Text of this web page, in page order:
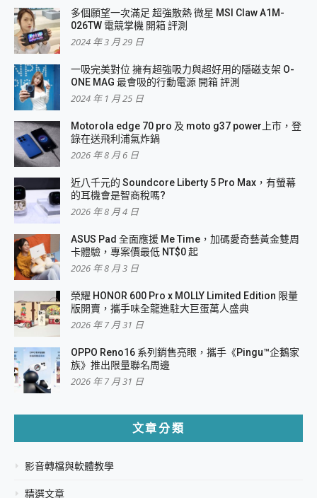
多個願望一次滿足 超強散熱 微星 MSI Claw A1M-
026TW 電競掌機 開箱 評測
2024 年 3 月 29 日
一吸完美對位 擁有超強吸力與超好用的隱磁支架 O-
ONE MAG 最會吸的行動電源 開箱 評測
2024 年 1 月 25 日
Motorola edge 70 pro 及 moto g37 power上市，登
錄在送飛利浦氣炸鍋
2026 年 8 月 6 日
近八千元的 Soundcore Liberty 5 Pro Max，有螢幕
的耳機會是智商稅嗎?
2026 年 8 月 4 日
ASUS Pad 全面應援 Me Time，加碼愛奇藝黃金雙周
卡體驗，專案價最低 NT$0 起
2026 年 8 月 3 日
榮耀 HONOR 600 Pro x MOLLY Limited Edition 限量
版開賣，攜手味全龍進駐大巨蛋萬人盛典
2026 年 7 月 31 日
OPPO Reno16 系列銷售亮眼，攜手《Pingu™企鵝家
族》推出限量聯名周邊
2026 年 7 月 31 日
文章分類
影音轉檔與軟體教學
精選文章